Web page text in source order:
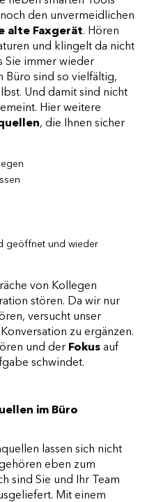
den unvermeidlichen
alte Faxgerät. Hören
und klingelt da nicht
Sie immer wieder
Büro sind so vielfältig,
Und damit sind nicht
Hier weitere
, die Ihnen sicher
geöffnet und wieder
von Kollegen
stören. Da wir nur
versucht unser
zu ergänzen.
und der Fokus auf
schwindet.
im Büro
lassen sich nicht
eben zum
sind Sie und Ihr Team
Mit einem